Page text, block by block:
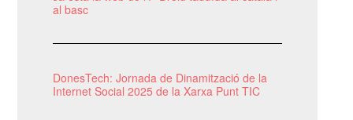
al basc
DonesTech: Jornada de Dinamització de la
Internet Social 2025 de la Xarxa Punt TIC